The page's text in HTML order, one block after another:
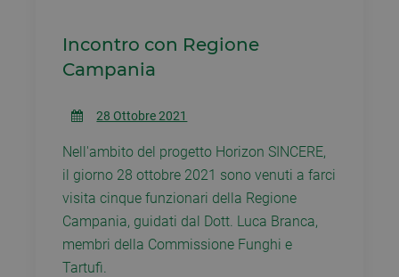
Incontro con Regione
Campania
28 Ottobre 2021
Nell'ambito del progetto Horizon SINCERE,
il giorno 28 ottobre 2021 sono venuti a farci
visita cinque funzionari della Regione
Campania, guidati dal Dott. Luca Branca,
membri della Commissione Funghi e
Tartufi.